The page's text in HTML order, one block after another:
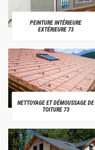
PEINTURE INTÉRIEURE
EXTÉRIEURE 73
NETTOYAGE ET DÉMOUSSAGE DE
TOITURE 73